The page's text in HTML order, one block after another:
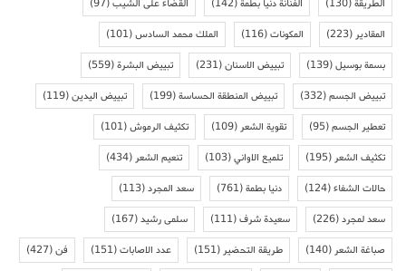
الطريقة(130) الفنانة دنيا بطمة(142) القضاء على الشيب(97)
المقادير(223) المكونات(116) الملك محمد السادس(101)
بسمة بوسيل(139) تبييض الاسنان(231) تبييض البشرة(559)
تبييض الجسم(332) تبييض المنطقة الحساسة(199) تبييض اليدين(119)
تعطير الجسم(95) تقوية الشعر(109) تكثيف الرموش(101)
تكثيف الشعر(195) تلميع الاواني(103) تنعيم الشعر(434)
حالات الشفاء(124) دنيا بطمة(761) سعد المجرد(113)
سعد لمجرد(226) سعيدة شرف(111) سلمى رشيد(167)
صباغة الشعر(140) طريقة التحضير(151) عدد الاصابات(151) فن(427)